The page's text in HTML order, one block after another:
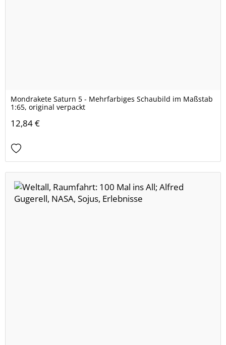
Mondrakete Saturn 5 - Mehrfarbiges Schaubild im Maßstab
1:65, original verpackt
12,84 €